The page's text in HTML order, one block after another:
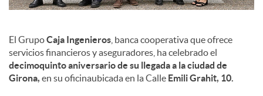
El GrupoCaja Ingenieros , banca cooperativa que ofrece
servicios financieros y aseguradores, ha celebrado el
decimoquinto aniversario de su llegada a la ciudad de
Girona, en su oficinaubicada en la Calle Emili Grahit, 10.